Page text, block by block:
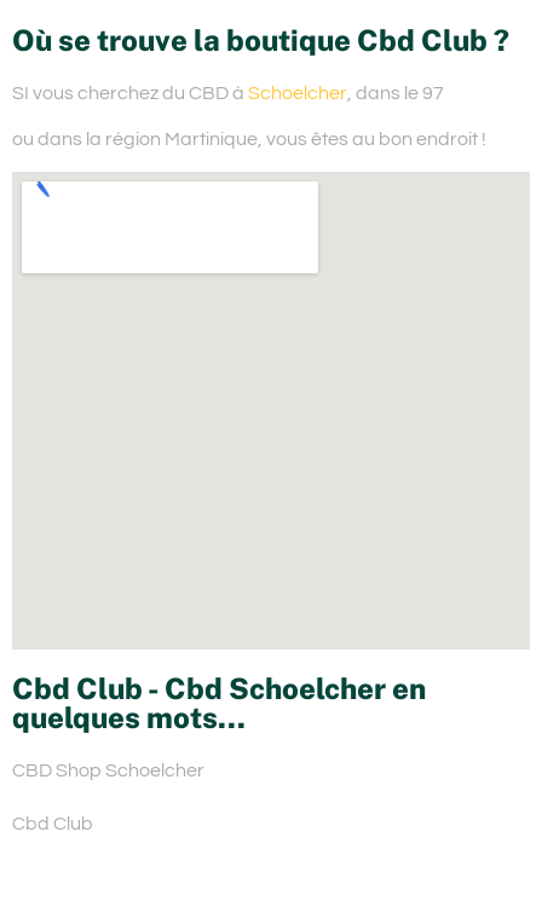
Où se trouve la boutique Cbd Club ?
SI vous cherchez du CBD à Schoelcher , dans le 97
ou dans la région Martinique, vous êtes au bon endroit !
Cbd Club - Cbd Schoelcher en
quelques mots...
CBD Shop Schoelcher
Cbd Club